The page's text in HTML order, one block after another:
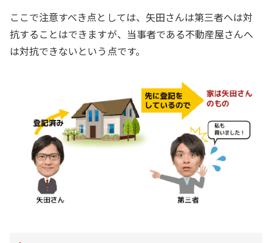
ここで注意すべき点としては、矢田さんは第三者へは対
抗することはできますが、当事者である不動産屋さんへ
は対抗できないという点です。